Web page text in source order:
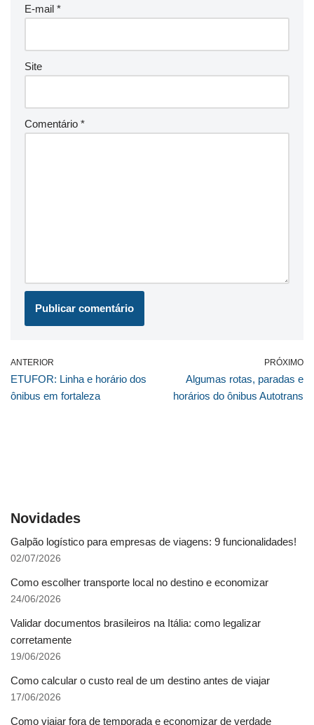
E-mail *
Site
Comentário *
ANTERIOR
ETUFOR: Linha e horário dos
ônibus em fortaleza
PRÓXIMO
Algumas rotas, paradas e
horários do ônibus Autotrans
Novidades
Galpão logístico para empresas de viagens: 9 funcionalidades!
02/07/2026
Como escolher transporte local no destino e economizar
24/06/2026
Validar documentos brasileiros na Itália: como legalizar
corretamente
19/06/2026
Como calcular o custo real de um destino antes de viajar
17/06/2026
Como viajar fora de temporada e economizar de verdade